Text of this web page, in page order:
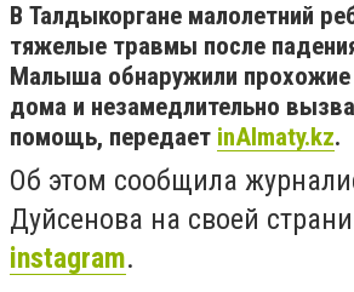
В Талдыкоргане малолетний
тяжелые травмы после
Малыша обнаружили прохожие
дома и незамедлительно
помощь, передает inAlmaty.kz.
Об этом сообщила
Дуйсенова на своей
instagram.